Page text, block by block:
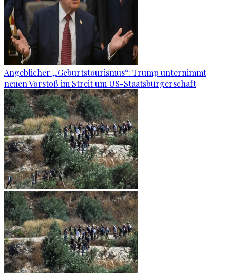
Angeblicher „Geburtstourismus“: Trump unternimmt
neuen Vorstoß im Streit um US-Staatsbürgerschaft